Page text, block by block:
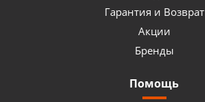
Гарантия и Возврат
Акции
Бренды
Помощь